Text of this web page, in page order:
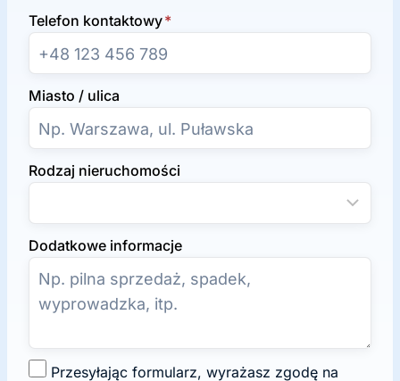
Telefon kontaktowy*
Miasto / ulica
Rodzaj nieruchomości
Dodatkowe informacje